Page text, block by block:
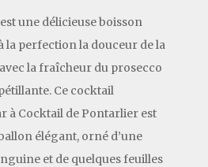
une délicieuse boisson
la perfection la douceur de la
la fraîcheur du prosecco
Ce cocktail
à Cocktail de Pontarlier est
élégant, orné d’une
et de quelques feuilles